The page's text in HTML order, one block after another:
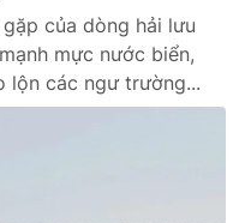
của dòng hải lưu
mực nước biển,
lộn các ngư trường...